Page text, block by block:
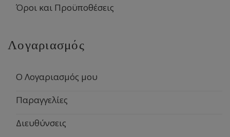
Όροι και Προϋποθέσεις
Λογαριασμός
Ο Λογαριασμός μου
Παραγγελίες
Διευθύνσεις